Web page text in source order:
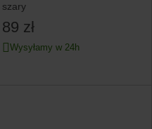
szary
89 zł
Wysyłamy w 24h